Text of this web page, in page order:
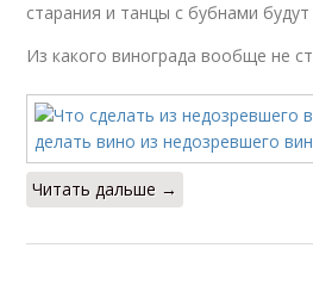
старания и танцы с бубнами будут
Из какого винограда вообще не
Читать дальше →